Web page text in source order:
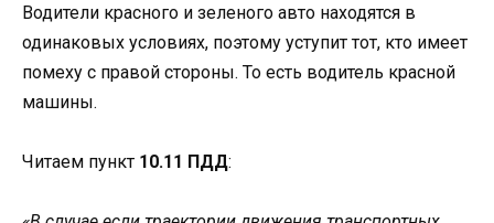
Водители красного и зеленого авто находятся в
одинаковых условиях, поэтому уступит тот, кто имеет
помеху с правой стороны. То есть водитель красной
машины.
Читаем пункт 10.11 ПДД: